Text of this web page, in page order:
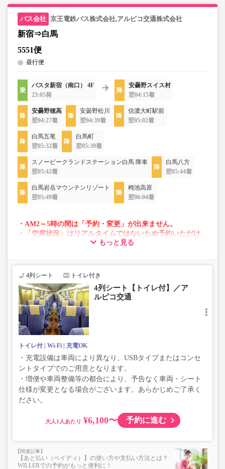
京王電鉄バス株式会社,アルピコ交通株式会社
新宿⇒白馬
5551便
昼行便
バスタ新宿（南口） 4F
23:05発
安曇野スイス村
翌04:15着
安曇野穂高
翌04:27着
安曇野松川
翌04:39着
信濃大町駅前
翌05:02着
白馬五竜
翌05:32着
白馬町
翌05:39着
スノーピークランドステーション白馬 降車
翌05:42着
白馬八方
翌05:44着
白馬岩岳マウンテンリゾート
翌05:49着
栂池高原
翌06:04着
・AM2～5時の間は「予約・変更」が出来ません。
・「空席状況」はリアルタイムではないため予約いただけ
ない場合がございます。
する場合がございます。
・車両は予告なく変更となる場合がございます。これに伴
で、あらかじめご了承ください。
もっと見る
4列シート トイレ付き
4列シート【トイレ付】／ア
ルピコ交通
トイレ付 Wi-Fi 充電OK
・充電設備は車両により異なり、USBタイプまたはコンセ
ントタイプでのご用意となります。
・増便や車両整備等の都合により、予告なく車両・シート
仕様が変更となる場合がございます。あらかじめご了承く
ださい。
大人 ¥6,100〜 予約に進む
【あと払い（ペイディ）】の使い方や支払い方法とは？
WILLERでの予約がもっと便利に！